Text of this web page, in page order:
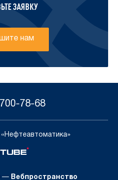
ЗАЯВКУ
нам
78-68
— Вебпространство